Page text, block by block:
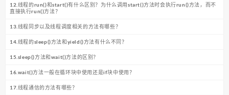
12.线程的run()和start()有什么区别？为什么调用start()方法时会执行run()方法，而不
直接执行run()方法？
13.线程同步以及线程调度相关的方法有哪些？
14.线程的sleep()方法和yield()方法有什么不同？
15.sleep()方法和wait()方法的区别？
16.wait()方法一般在循环块中使用还是if块中使用？
17.线程通信的方法有哪些？